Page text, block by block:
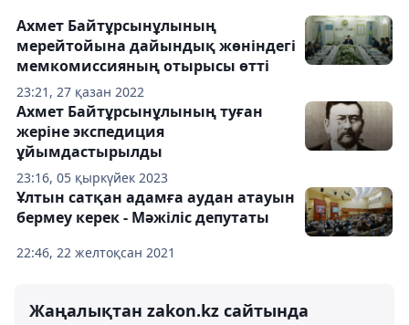
23:21, 27 қазан 2022
Ахмет Байтұрсынұлының
мерейтойына дайындық жөніндегі
мемкомиссияның отырысы өтті
23:16, 05 қыркүйек 2023
Ахмет Байтұрсынұлының туған
жеріне экспедиция
ұйымдастырылды
22:46, 22 желтоқсан 2021
Ұлтын сатқан адамға аудан атауын
бермеу керек - Мәжіліс депутаты
Жаңалықтан zakon.kz сайтында